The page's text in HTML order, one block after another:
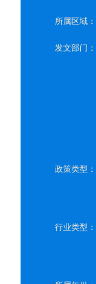
所属区域：
发文部门：
政策类型：
行业类型：